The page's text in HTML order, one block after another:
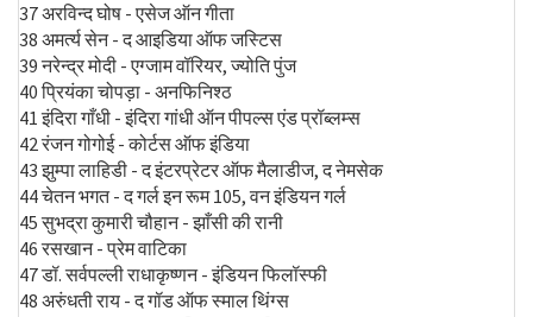
37 अरविन्द घोष - एसेज ऑन गीता
38 अमर्त्य सेन - द आइडिया ऑफ जस्टिस
39 नरेन्द्र मोदी - एग्जाम वॉरियर, ज्योति पुंज
40 प्रियंका चोपड़ा - अनफिनिश्ठ
41 इंदिरा गाँधी - इंदिरा गांधी ऑन पीपल्स एंड प्रॉब्लम्स
42 रंजन गोगोई - कोर्टस ऑफ इंडिया
43 झुम्पा लाहिडी - द इंटरप्रेटर ऑफ मैलाडीज, द नेमसेक
44 चेतन भगत - द गर्ल इन रूम 105, वन इंडियन गर्ल
45 सुभद्रा कुमारी चौहान - झाँसी की रानी
46 रसखान - प्रेम वाटिका
47 डॉ. सर्वपल्ली राधाकृष्णन - इंडियन फिलॉस्फी
48 अरुंधती राय - द गॉड ऑफ स्माल थिंग्स